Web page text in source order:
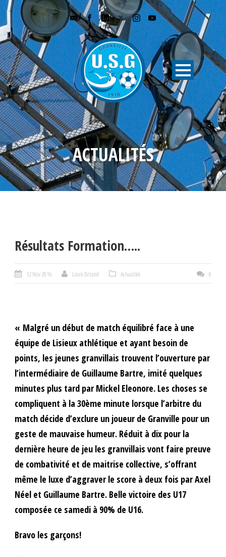
ACTUALITÉS
Résultats Formation…..
12 Nov 2016 Louis Briand Actualités 0
« Malgré un début de match équilibré face à une
équipe de Lisieux athlétique et ayant besoin de
points, les jeunes granvillais trouvent l’ouverture par
l’intermédiaire de Guillaume Bartre, imité quelques
minutes plus tard par Mickel Eleonore. Les choses se
compliquent à la 30ème minute lorsque l’arbitre du
match décide d’exclure un joueur de Granville pour un
geste de mauvaise humeur. Réduit à dix pour la
dernière heure de jeu les granvillais vont faire preuve
de combativité et de maitrise collective, s’offrant
même le luxe d’aggraver le score à deux fois par Axel
Néel et Guillaume Bartre. Belle victoire des U17
composée ce samedi à 90% de U16.
Bravo les garçons!